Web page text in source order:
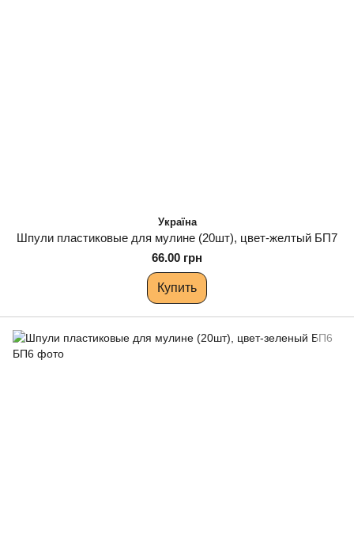
Україна
Шпули пластиковые для мулине (20шт), цвет-желтый БП7
66.00 грн
Купить